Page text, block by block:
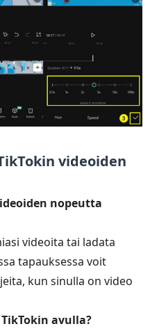
videoiden
nopeutta
videoita tai ladata
tapauksessa voit
kun sinulla on video
avulla?